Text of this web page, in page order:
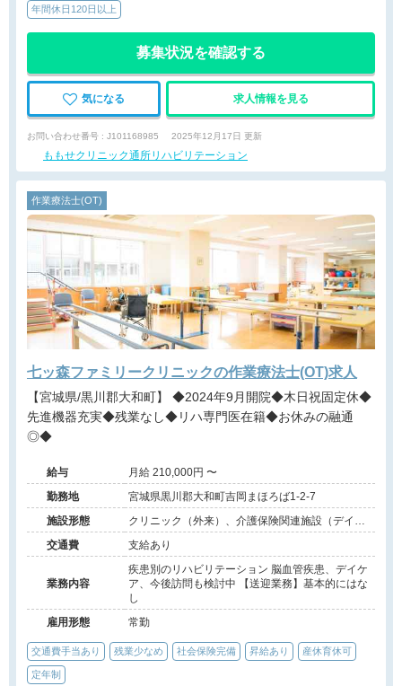
年間休日120日以上
募集状況を確認する
気になる 求人情報を見る
お問い合わせ番号 : J101168985 2025年12月17日 更新
ももせクリニック通所リハビリテーション
作業療法士(OT)
七ッ森ファミリークリニックの作業療法士(OT)求人
【宮城県/黒川郡大和町】 ◆2024年9月開院◆木日祝固定休◆
先進機器充実◆残業なし◆リハ専門医在籍◆お休みの融通
◎◆
給与
月給 210,000円 〜
勤務地
宮城県黒川郡大和町吉岡まほろば1-2-7
施設形態
クリニック（外来）、介護保険関連施設（デイケ
ア/訪問看護・リハ）
交通費 支給あり
業務内容
疾患別のリハビリテーション 脳血管疾患、デイケ
ア、今後訪問も検討中 【送迎業務】基本的にはな
し
雇用形態
常勤
交通費手当あり 残業少なめ 社会保険完備 昇給あり 産休育休可
定年制